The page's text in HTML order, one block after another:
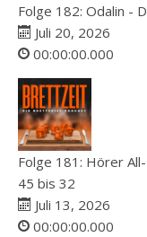
Folge 182: Odalin -
Juli 20, 2026
00:00:00.000
Folge 181: Hörer
45 bis 32
Juli 13, 2026
00:00:00.000